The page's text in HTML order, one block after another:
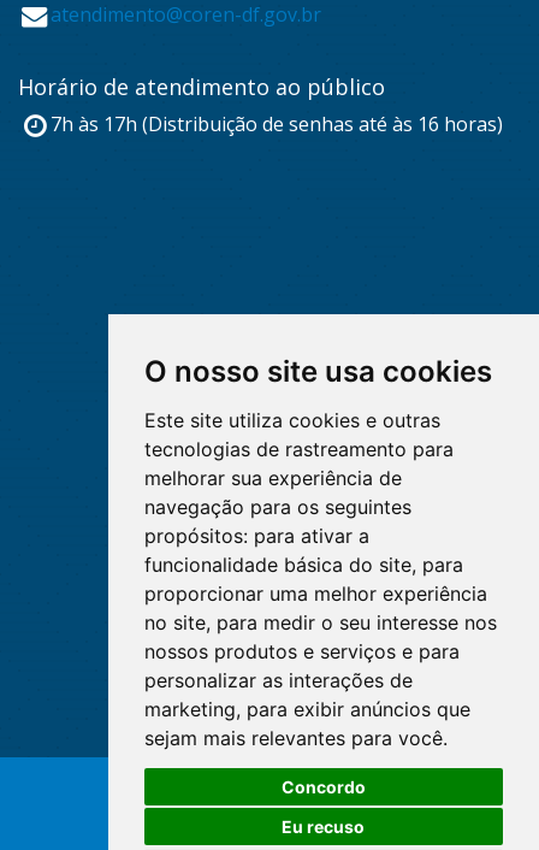
O nosso site usa cookies
Este site utiliza cookies e outras
tecnologias de rastreamento para
melhorar sua experiência de
navegação para os seguintes
propósitos: para ativar a
funcionalidade básica do site, para
proporcionar uma melhor experiência
no site, para medir o seu interesse nos
nossos produtos e serviços e para
personalizar as interações de
marketing, para exibir anúncios que
sejam mais relevantes para você.
Concordo
Eu recuso
atendimento@coren-df.gov.br
Horário de atendimento ao público
7h às 17h (Distribuição de senhas até às 16 horas)
© Copyright 2026 - Cofen/CORENs
O WhatsApp é o principal canal
de atendimento do Coren-DF.